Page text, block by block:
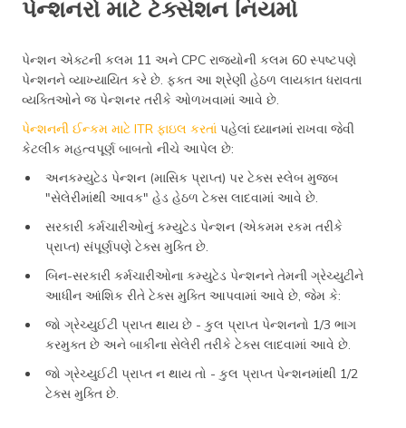
પેન્શનરો માટે ટેક્સેશન નિયમો
પેન્શન એક્ટની કલમ 11 અને CPC રાજ્યોની કલમ 60 સ્પષ્ટપણે
પેન્શનને વ્યાખ્યાયિત કરે છે. ફક્ત આ શ્રેણી હેઠળ લાયકાત ધરાવતા
વ્યક્તિઓને જ પેન્શનર તરીકે ઓળખવામાં આવે છે.
પેન્શનની ઈન્કમ માટે ITR ફાઇલ કરતાં પહેલાં ધ્યાનમાં રાખવા જેવી
કેટલીક મહત્વપૂર્ણ બાબતો નીચે આપેલ છે:
અનકમ્યુટેડ પેન્શન (માસિક પ્રાપ્ત) પર ટેક્સ સ્લેબ મુજબ
"સેલેરીમાંથી આવક" હેડ હેઠળ ટેક્સ લાદવામાં આવે છે.
સરકારી કર્મચારીઓનું કમ્યુટેડ પેન્શન (એકમમ રકમ તરીકે
પ્રાપ્ત) સંપૂર્ણપણે ટેક્સ મુક્તિ છે.
બિન-સરકારી કર્મચારીઓના કમ્યુટેડ પેન્શનને તેમની ગ્રેચ્યુટીને
આધીન આંશિક રીતે ટેક્સ મુક્તિ આપવામાં આવે છે, જેમ કે:
જો ગ્રેચ્યુઈટી પ્રાપ્ત થાય છે - કુલ પ્રાપ્ત પેન્શનનો 1/3 ભાગ
કરમુક્ત છે અને બાકીના સેલેરી તરીકે ટેક્સ લાદવામાં આવે છે.
જો ગ્રેચ્યુઈટી પ્રાપ્ત ન થાય તો - કુલ પ્રાપ્ત પેન્શનમાંથી 1/2
ટેક્સ મુક્તિ છે.